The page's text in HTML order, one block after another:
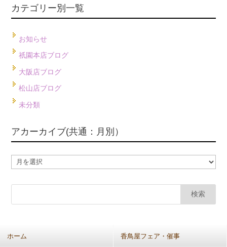
カテゴリー別一覧
お知らせ
祇園本店ブログ
大阪店ブログ
松山店ブログ
未分類
アカーカイブ(共通：月別）
ア
カ
ー
イ
通：
ホーム 香鳥屋フェア・催事